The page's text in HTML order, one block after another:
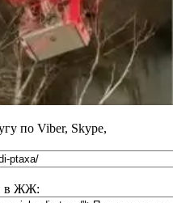
по Viber, Skype,
в ЖЖ: